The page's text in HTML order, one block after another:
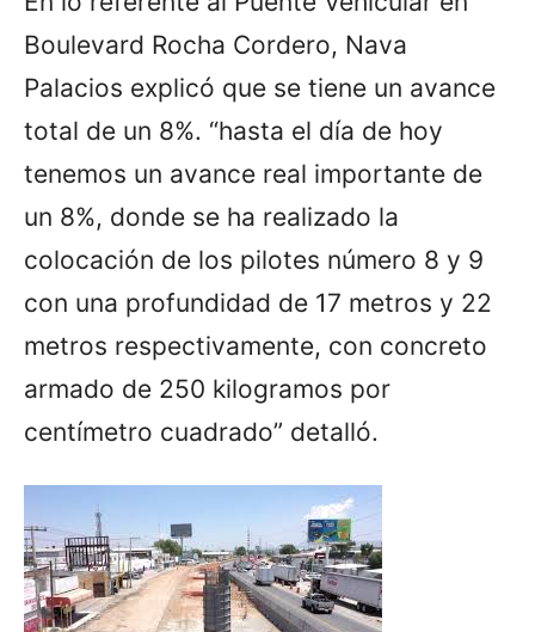
Boulevard Rocha Cordero, Nava
Palacios explicó que se tiene un avance
total de un 8%. “hasta el día de hoy
tenemos un avance real importante de
un 8%, donde se ha realizado la
colocación de los pilotes número 8 y 9
con una profundidad de 17 metros y 22
metros respectivamente, con concreto
armado de 250 kilogramos por
centímetro cuadrado” detalló.